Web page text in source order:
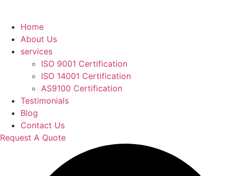
Home
About Us
services
ISO 9001 Certification
ISO 14001 Certification
AS9100 Certification
Testimonials
Blog
Contact Us
Request A Quote